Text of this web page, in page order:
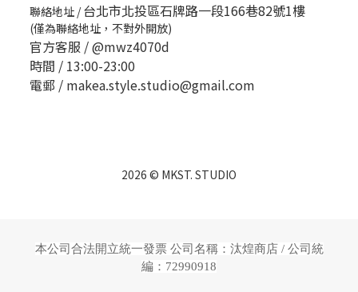
聯絡地址 /台北市北投區石牌路一段166巷82號1樓
(僅為聯絡地址，不對外開放)
官方客服 /@mwz4070d
時間 / 13:00-23:00
電郵 / makea.style.studio@gmail.com
2026 © MKST. STUDIO
本公司合法開立統一發票 公司名稱：汰煌商店 / 公司統
編：72990918